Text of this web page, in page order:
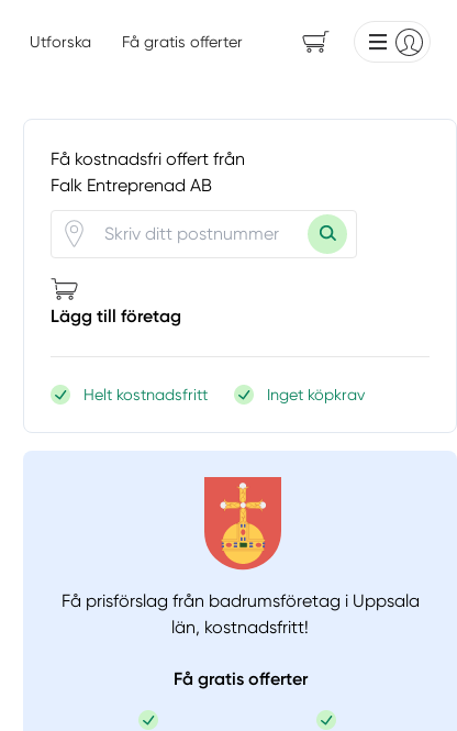
Utforska Få gratis offerter
Få kostnadsfri offert från
Falk Entreprenad AB
Lägg till företag
Helt kostnadsfritt Inget köpkrav
Få prisförslag från badrumsföretag i Uppsala
län, kostnadsfritt!
Få gratis offerter